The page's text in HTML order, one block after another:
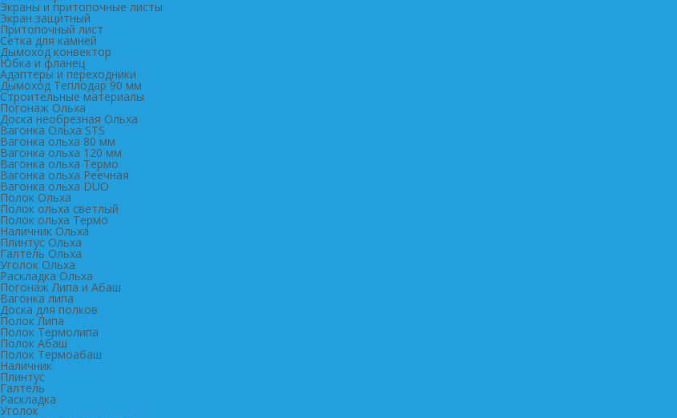
Экраны и притопочные листы
Экран защитный
Притопочный лист
Сетка для камней
Дымоход конвектор
Юбка и фланец
Адаптеры и переходники
Дымоход Теплодар 90 мм
Cтроительные материалы
Погонаж Ольха
Доска необрезная Ольха
Вагонка Ольха STS
Вагонка ольха 80 мм
Вагонка ольха 120 мм
Вагонка ольха Термо
Вагонка ольха Реечная
Вагонка ольха DUO
Полок Ольха
Полок ольха светлый
Полок ольха Термо
Наличник Ольха
Плинтус Ольха
Галтель Ольха
Уголок Ольха
Раскладка Ольха
Погонаж Липа и Абаш
Вагонка липа
Доска для полков
Полок Липа
Полок Термолипа
Полок Абаш
Полок Термоабаш
Наличник
Плинтус
Галтель
Раскладка
Уголок